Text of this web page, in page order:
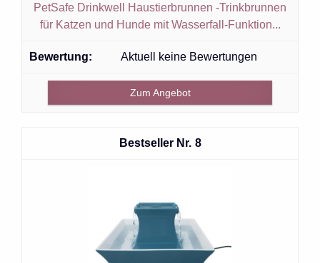
PetSafe Drinkwell Haustierbrunnen -Trinkbrunnen
für Katzen und Hunde mit Wasserfall-Funktion...
Aktuell keine Bewertungen
Zum Angebot
8